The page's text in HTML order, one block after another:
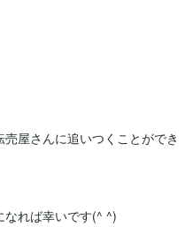
屋さんに追いつくことができ
なれば幸いです(^ ^)